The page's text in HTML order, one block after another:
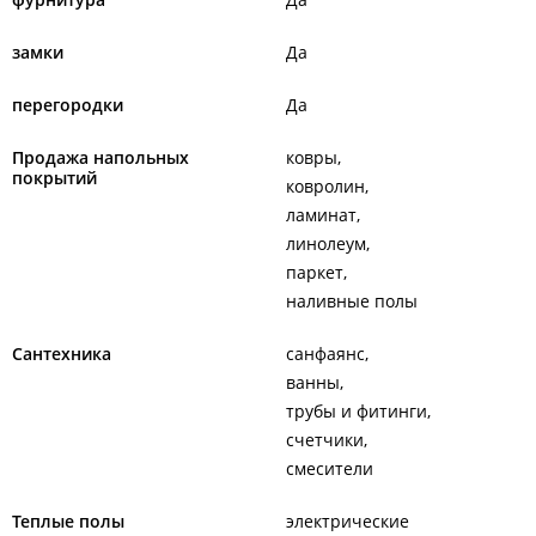
Филиалы находятся в ТЦ "
Эгершельд
замки Да
перегородки Да
Продажа напольных
покрытий
ковры
ковролин
ламинат
линолеум
паркет
наливные полы
Сантехника
санфаянс
ванны
трубы и фитинги
счетчики
смесители
Теплые полы электрические